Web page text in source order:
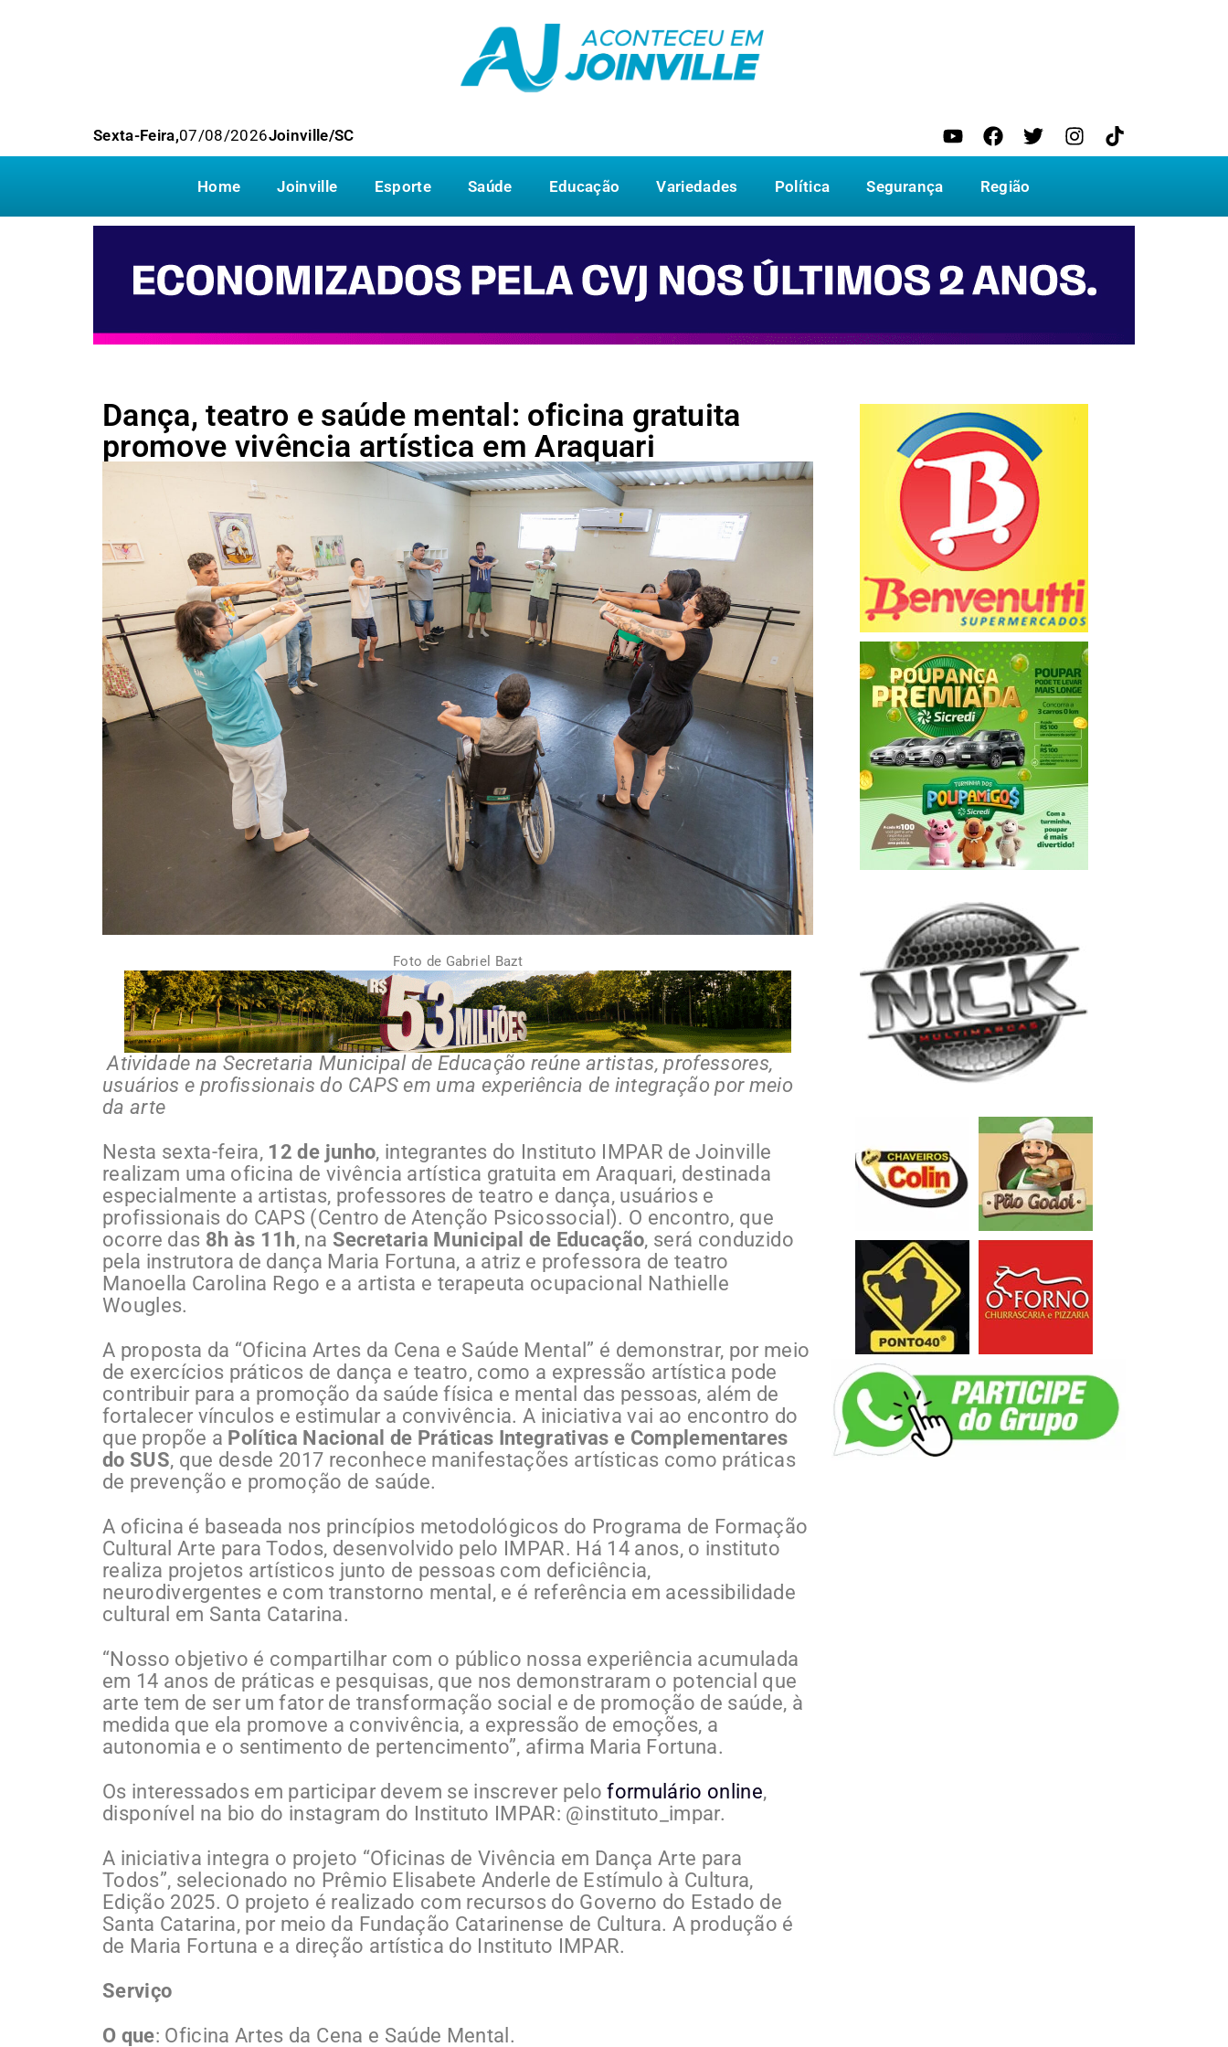
Sexta-Feira,07/08/2026Joinville/SC
Home Joinville Esporte Saúde Educação Variedades Política Segurança Região
Dança, teatro e saúde mental: oficina gratuita
promove vivência artística em Araquari
Foto de Gabriel Bazt
Atividade na Secretaria Municipal de Educação reúne artistas, professores,
usuários e profissionais do CAPS em uma experiência de integração por meio
da arte
Nesta sexta-feira, 12 de junho, integrantes do Instituto IMPAR de Joinville
realizam uma oficina de vivência artística gratuita em Araquari, destinada
especialmente a artistas, professores de teatro e dança, usuários e
profissionais do CAPS (Centro de Atenção Psicossocial). O encontro, que
ocorre das 8h às 11h, na Secretaria Municipal de Educação, será conduzido
pela instrutora de dança Maria Fortuna, a atriz e professora de teatro
Manoella Carolina Rego e a artista e terapeuta ocupacional Nathielle
Wougles.
A proposta da “Oficina Artes da Cena e Saúde Mental” é demonstrar, por meio
de exercícios práticos de dança e teatro, como a expressão artística pode
contribuir para a promoção da saúde física e mental das pessoas, além de
fortalecer vínculos e estimular a convivência. A iniciativa vai ao encontro do
que propõe a Política Nacional de Práticas Integrativas e Complementares
do SUS, que desde 2017 reconhece manifestações artísticas como práticas
de prevenção e promoção de saúde.
A oficina é baseada nos princípios metodológicos do Programa de Formação
Cultural Arte para Todos, desenvolvido pelo IMPAR. Há 14 anos, o instituto
realiza projetos artísticos junto de pessoas com deficiência,
neurodivergentes e com transtorno mental, e é referência em acessibilidade
cultural em Santa Catarina.
“Nosso objetivo é compartilhar com o público nossa experiência acumulada
em 14 anos de práticas e pesquisas, que nos demonstraram o potencial que
arte tem de ser um fator de transformação social e de promoção de saúde, à
medida que ela promove a convivência, a expressão de emoções, a
autonomia e o sentimento de pertencimento”, afirma Maria Fortuna.
Os interessados em participar devem se inscrever peloformulário online,
disponível na bio do instagram do Instituto IMPAR: @instituto_impar.
A iniciativa integra o projeto “Oficinas de Vivência em Dança Arte para
Todos”, selecionado no Prêmio Elisabete Anderle de Estímulo à Cultura,
Edição 2025. O projeto é realizado com recursos do Governo do Estado de
Santa Catarina, por meio da Fundação Catarinense de Cultura. A produção é
de Maria Fortuna e a direção artística do Instituto IMPAR.
Serviço
O que: Oficina Artes da Cena e Saúde Mental.